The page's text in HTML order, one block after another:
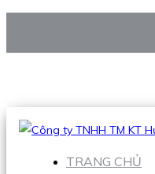
Hotline:0938 906 663
TRANG CHỦ